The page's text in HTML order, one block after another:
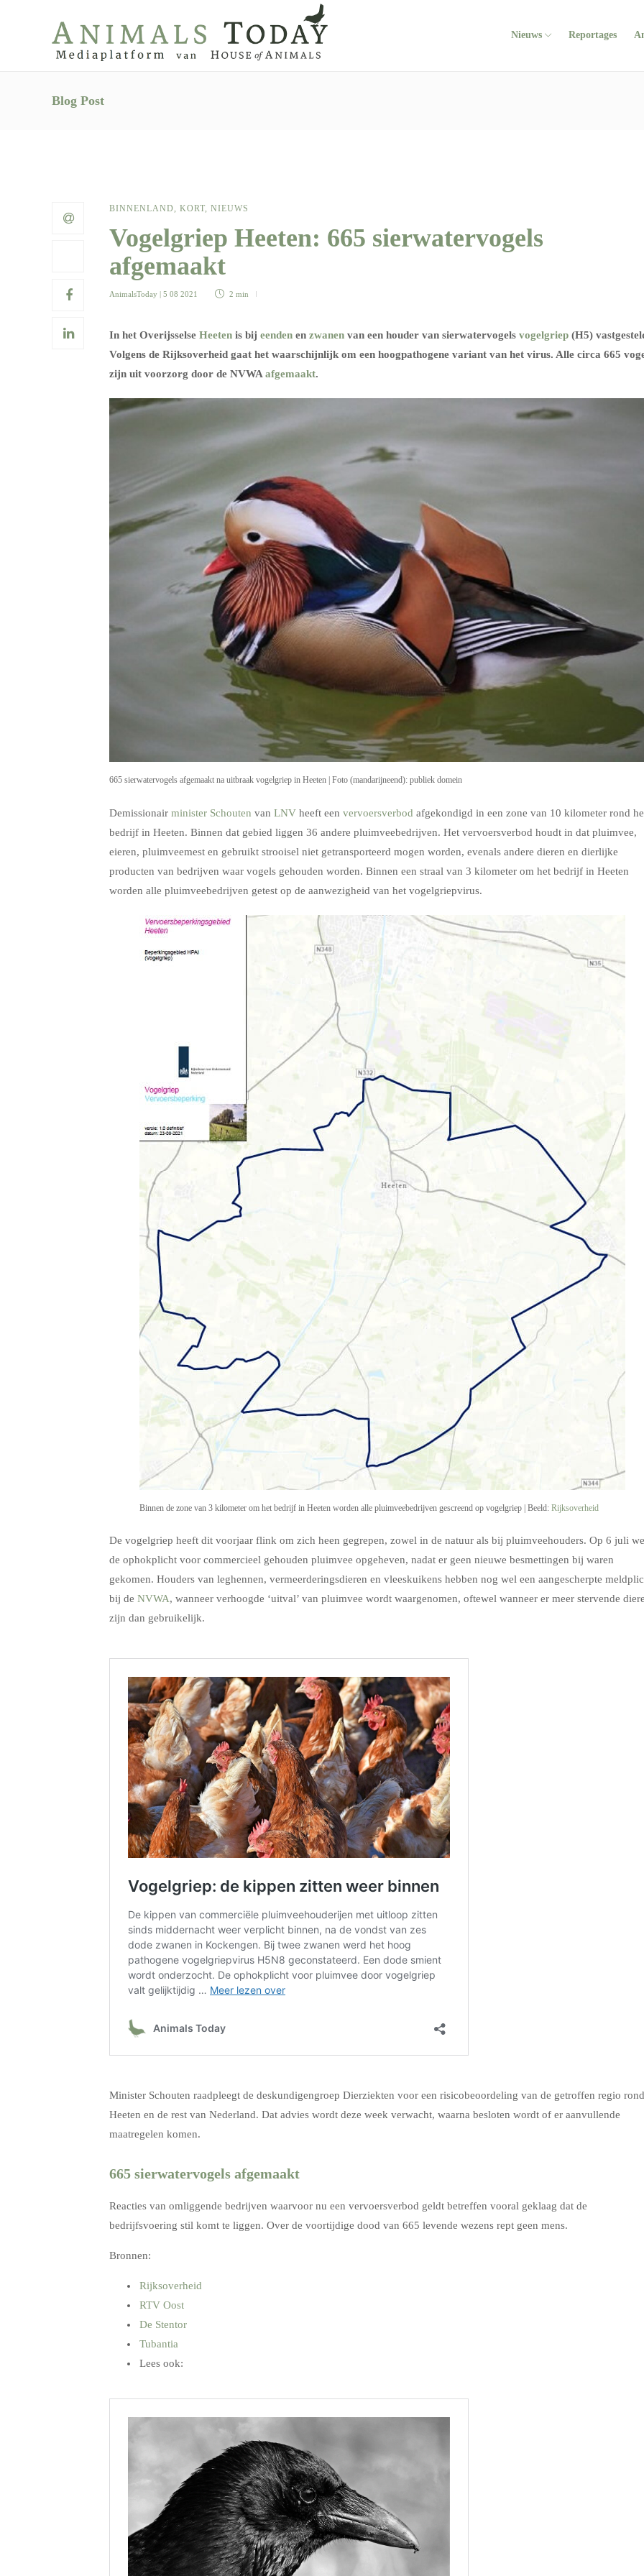
Nieuws Reportages
Blog Post
BINNENLAND, KORT, NIEUWS
Vogelgriep Heeten: 665 sierwatervogels
afgemaakt
AnimalsToday | 5 08 2021 2 min
In het Overijsselse Heeten is bij eenden en zwanen van een houder van sierwatervogels vogelgriep (H5)
Volgens de Rijksoverheid gaat het waarschijnlijk om een hoogpathogene variant van het virus. Alle circa 665
zijn uit voorzorg door de NVWA afgemaakt.
665 sierwatervogels afgemaakt na uitbraak vogelgriep in Heeten | Foto (mandarijneend): publiek domein
Demissionair minister Schouten van LNV heeft een vervoersverbod afgekondigd in een zone van 10 kilometer rond
bedrijf in Heeten. Binnen dat gebied liggen 36 andere pluimveebedrijven. Het vervoersverbod houdt in dat pluimvee,
eieren, pluimveemest en gebruikt strooisel niet getransporteerd mogen worden, evenals andere dieren en dierlijke
producten van bedrijven waar vogels gehouden worden. Binnen een straal van 3 kilometer om het bedrijf in Heeten
worden alle pluimveebedrijven getest op de aanwezigheid van het vogelgriepvirus.
Binnen de zone van 3 kilometer om het bedrijf in Heeten worden alle pluimveebedrijven gescreend op vogelgriep | Beeld: Rijksoverheid
De vogelgriep heeft dit voorjaar flink om zich heen gegrepen, zowel in de natuur als bij pluimveehouders. Op 6 juli
de ophokplicht voor commercieel gehouden pluimvee opgeheven, nadat er geen nieuwe besmettingen bij waren
gekomen. Houders van leghennen, vermeerderingsdieren en vleeskuikens hebben nog wel een aangescherpte
bij de NVWA, wanneer verhoogde ‘uitval’ van pluimvee wordt waargenomen, oftewel wanneer er meer stervende
zijn dan gebruikelijk.
Minister Schouten raadpleegt de deskundigengroep Dierziekten voor een risicobeoordeling van de getroffen regio rond
Heeten en de rest van Nederland. Dat advies wordt deze week verwacht, waarna besloten wordt of er aanvullende
maatregelen komen.
665 sierwatervogels afgemaakt
Reacties van omliggende bedrijven waarvoor nu een vervoersverbod geldt betreffen vooral geklaag dat de
bedrijfsvoering stil komt te liggen. Over de voortijdige dood van 665 levende wezens rept geen mens.
Bronnen:
Rijksoverheid
RTV Oost
De Stentor
Tubantia
Lees ook: